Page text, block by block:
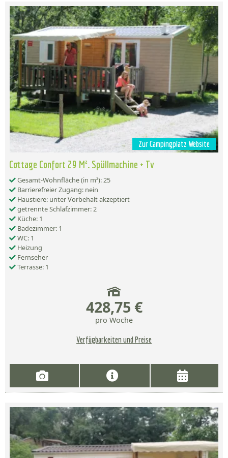
Zur Campingplatz Website
Cottage Confort 29 M². Spüllmachine + Tv
Gesamt-Wohnfläche (in m²): 25
Barrierefreier Zugang: nein
Haustiere: unter Vorbehalt akzeptiert
getrennte Schlafzimmer: 2
Küche: 1
Badezimmer: 1
WC: 1
Heizung
Fernseher
Terrasse: 1
428,75 €
pro Woche
Verfügbarkeiten und Preise